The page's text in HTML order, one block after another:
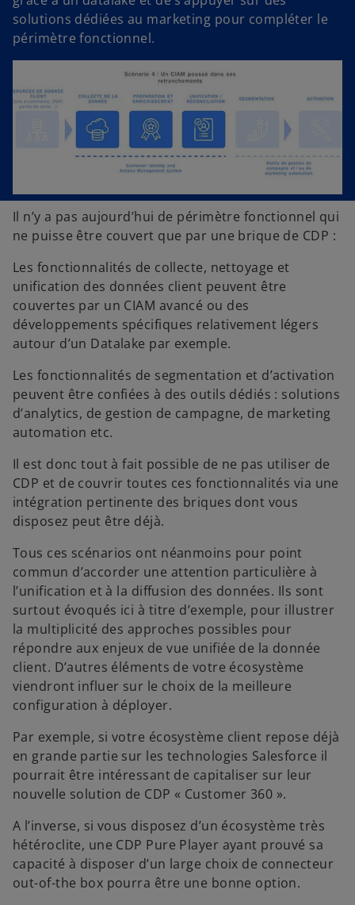
solutions dédiées au marketing pour compléter le
périmètre fonctionnel.
Il n’y a pas aujourd’hui de périmètre fonctionnel qui
ne puisse être couvert que par une brique de CDP :
Les fonctionnalités de collecte, nettoyage et
unification des données client peuvent être
couvertes par un CIAM avancé ou des
développements spécifiques relativement légers
autour d’un Datalake par exemple.
Les fonctionnalités de segmentation et d’activation
peuvent être confiées à des outils dédiés : solutions
d’analytics, de gestion de campagne, de marketing
automation etc.
Il est donc tout à fait possible de ne pas utiliser de
CDP et de couvrir toutes ces fonctionnalités via une
intégration pertinente des briques dont vous
disposez peut être déjà.
Tous ces scénarios ont néanmoins pour point
commun d’accorder une attention particulière à
l’unification et à la diffusion des données. Ils sont
surtout évoqués ici à titre d’exemple, pour illustrer
la multiplicité des approches possibles pour
répondre aux enjeux de vue unifiée de la donnée
client. D’autres éléments de votre écosystème
viendront influer sur le choix de la meilleure
configuration à déployer.
Par exemple, si votre écosystème client repose déjà
en grande partie sur les technologies Salesforce il
pourrait être intéressant de capitaliser sur leur
nouvelle solution de CDP « Customer 360 ».
A l’inverse, si vous disposez d’un écosystème très
hétéroclite, une CDP Pure Player ayant prouvé sa
capacité à disposer d’un large choix de connecteur
out-of-the box pourra être une bonne option.